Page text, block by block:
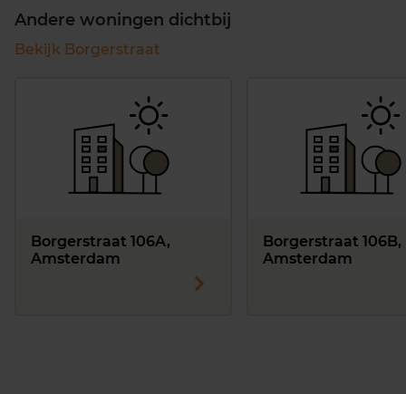
Andere woningen dichtbij
Bekijk Borgerstraat
Borgerstraat 106A,
Amsterdam
Borgerstraat 106B,
Amsterdam